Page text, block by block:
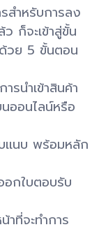
สำหรับการลง
ว ก็จะเข้าสู่ขั้น
วย 5 ขั้นตอน
รนำเข้าสินค้า
ออนไลน์หรือ
เเนบ พร้อมหลัก
อกใบตอบรับ
าที่จะทำการ